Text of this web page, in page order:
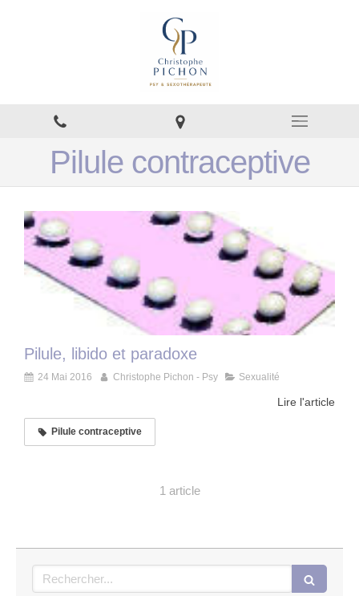
Pilule contraceptive
Pilule, libido et paradoxe
24 Mai 2016 Christophe Pichon - Psy Sexualité
Lire l'article
Pilule contraceptive
1 article
Rechercher